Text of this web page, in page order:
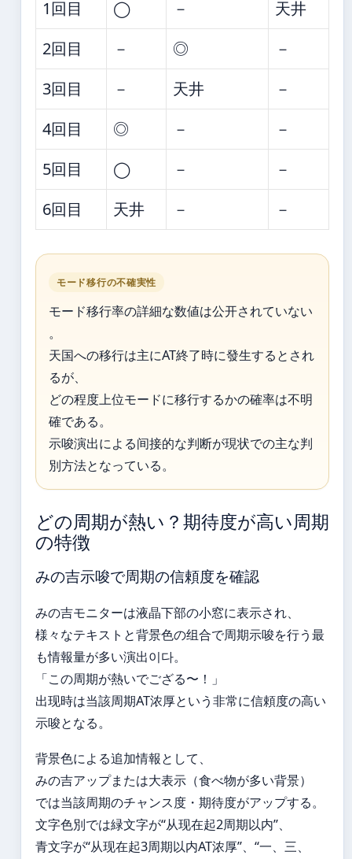
1回目
◯ －
天井
2回目
－ ◎
－
3回目
－ 天井
－
4回目
◎ －
－
5回目
◯ －
－
6回目
天井 － －
モード移行の不確実性
モード移行率の詳細な数値は公开されていない
。
天国への移行は主にAT終了時に發生するとされ
るが、
どの程度上位モードに移行するかの確率は不明
確である。
示唆演出による间接的な判断が現状での主な判
別方法となっている。
どの周期が熱い？期待度が高い周期
の特徴
みの吉示唆で周期の信頼度を確認
みの吉モニターは液晶下部の小窓に表示され、
様々なテキストと背景色の组合で周期示唆を行う最
も情報量が多い演出이다。
「この周期が熱いでござる〜！」
出现時は当該周期AT浓厚という非常に信頼度の高い
示唆となる。
背景色による追加情報として、
みの吉アップまたは大表示（食べ物が多い背景）
では当該周期のチャンス度・期待度がアップする。
文字色別では緑文字が“从现在起2周期以内”、
青文字が“从现在起3周期以内AT浓厚”、“一、三、